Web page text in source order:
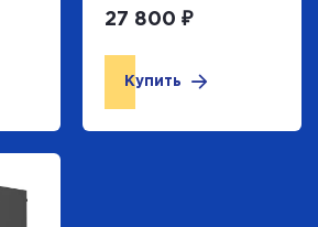
27 800 ₽
Купить